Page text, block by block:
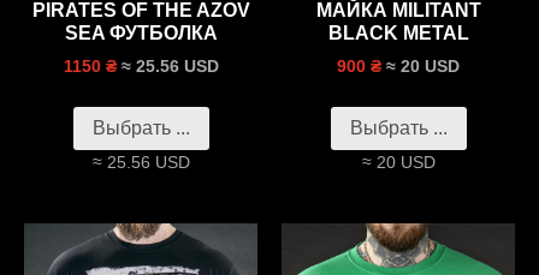
PIRATES OF THE AZOV
SEA ФУТБОЛКА
1150 ₴ ≈ 25.56 USD
Выбрать ...
≈ 25.56 USD
МАЙКА MILITANT
BLACK METAL
900 ₴ ≈ 20 USD
Выбрать ...
≈ 20 USD